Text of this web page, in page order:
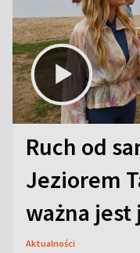
Ruch od
Jeziorem
ważna jest
Aktualności